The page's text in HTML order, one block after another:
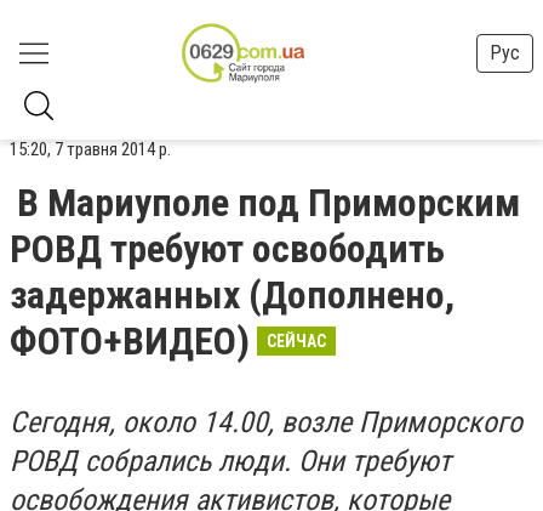
Рус
15:20, 7 травня 2014 р.
В Мариуполе под Приморским
РОВД требуют освободить
задержанных (Дополнено,
ФОТО+ВИДЕО)
СЕЙЧАС
Сегодня, около 14.00, возле Приморского
РОВД собрались люди. Они требуют
освобождения активистов, которые